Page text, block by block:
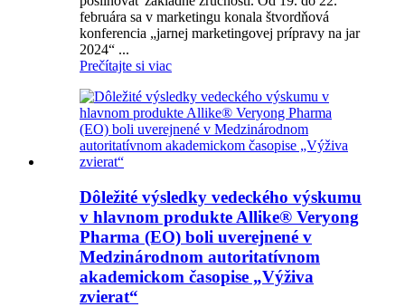
februára sa v marketingu konala štvordňová
konferencia „jarnej marketingovej prípravy na jar
2024“ ...
Prečítajte si viac
Dôležité výsledky vedeckého výskumu
v hlavnom produkte Allike® Veryong
Pharma (EO) boli uverejnené v
Medzinárodnom autoritatívnom
akademickom časopise „Výživa
zvierat“